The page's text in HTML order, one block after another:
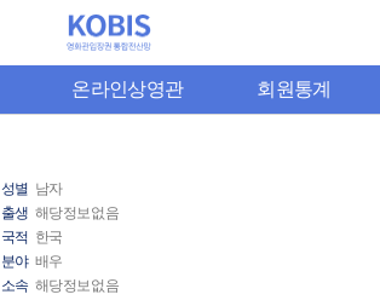
온라인상영관 회원통계
성별 남자
출생 해당정보없음
국적 한국
분야 배우
소속 해당정보없음